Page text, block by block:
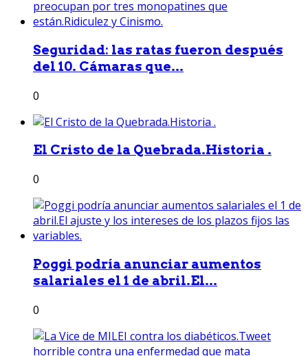
Seguridad: las ratas fueron después
del 10. Cámaras que...
0
El Cristo de la Quebrada.Historia .
0
Poggi podría anunciar aumentos
salariales el 1 de abril.El...
0